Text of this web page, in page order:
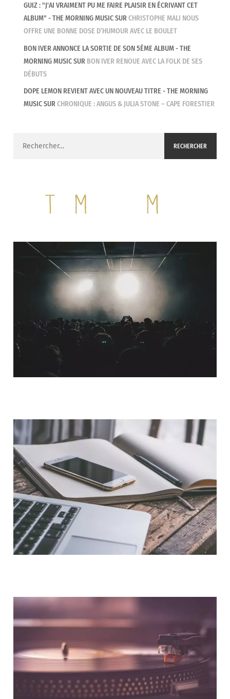
GUIZ : "J'AI VRAIMENT PU ME FAIRE PLAISIR EN ÉCRIVANT CET
ALBUM" - THE MORNING MUSICSURCHRISTOPHE MALI NOUS
OFFRE UNE BONNE DOSE D’HUMOUR AVEC LE BOULET
BON IVER ANNONCE LA SORTIE DE SON 5ÈME ALBUM - THE
MORNING MUSICSUR BON IVER RENOUE AVEC LA FOLK DE SES
DÉBUTS
DOPE LEMON REVIENT AVEC UN NOUVEAU TITRE - THE MORNING
MUSICSURCHRONIQUE : ANGUS & JULIA STONE – CAPE FORESTIER